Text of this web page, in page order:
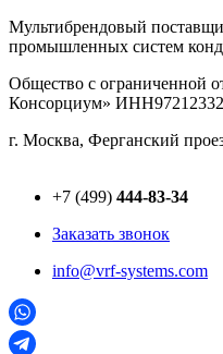
Перейти
к
Мультибрендовый
промышленных систем
Общество с ограниченной
Консорциум»
г. Москва, Ферганский
+7 (499) 444-83-34
Заказать звонок
info@vrf-systems.com